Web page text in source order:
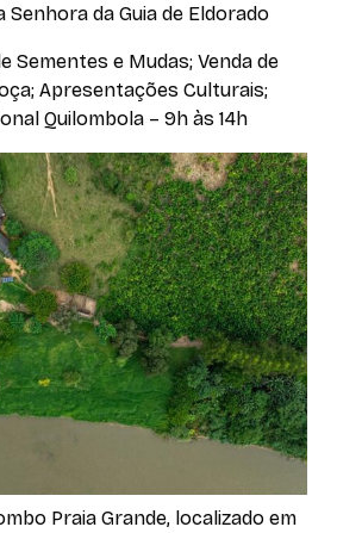
Senhora da Guia de Eldorado
Sementes e Mudas; Venda de
Apresentações Culturais;
Quilombola – 9h às 14h
Praia Grande, localizado em